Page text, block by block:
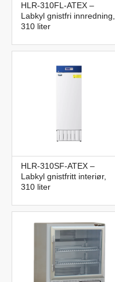
HLR-310FL-ATEX –
Labkyl gnistfri innredning,
310 liter
HLR-310SF-ATEX –
Labkyl gnistfritt interiør,
310 liter